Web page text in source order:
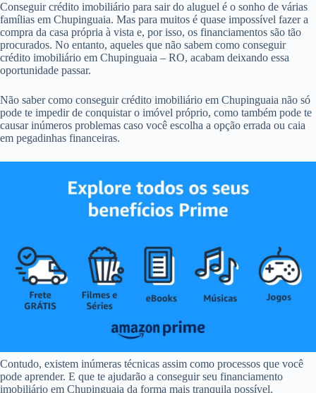
Conseguir crédito imobiliário para sair do aluguel é o sonho de várias
famílias em Chupinguaia. Mas para muitos é quase impossível fazer a
compra da casa própria à vista e, por isso, os financiamentos são tão
procurados. No entanto, aqueles que não sabem como conseguir
crédito imobiliário em Chupinguaia – RO, acabam deixando essa
oportunidade passar.
Não saber como conseguir crédito imobiliário em Chupinguaia não só
pode te impedir de conquistar o imóvel próprio, como também pode te
causar inúmeros problemas caso você escolha a opção errada ou caia
em pegadinhas financeiras.
Contudo, existem inúmeras técnicas assim como processos que você
pode aprender. E que te ajudarão a conseguir seu financiamento
imobiliário em Chupinguaia da forma mais tranquila possível.